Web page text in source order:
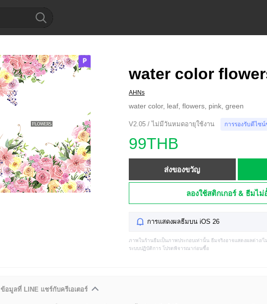
water color
AHNs
water color, leaf, flowers, pink, green
V2.05 / ไม่มีวันหมดอายุใช้งาน การรองรับดีไซ
99THB
ส่งของขวัญ
ลองใช้สติกเกอร์ & ธีมไ
การแสดงผลธีมบน iOS 26
ภาพในร้านธีมเป็นภาพประกอบเท่านั้น ธีมจริงอาจแสดงผลต่าง/
ระบบปฏิบัติการ โปรดพิจารณาก่อนซื้อ
ข้อมูลที่ LINE แชร์กับครีเอเตอร์